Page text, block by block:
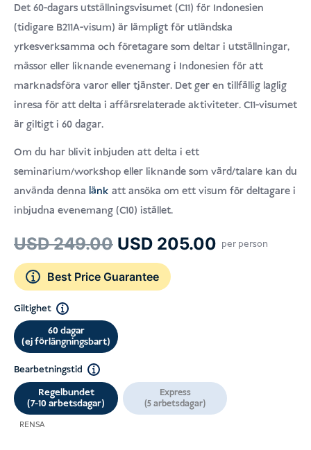
kundrecensioner
Det 60-dagars utställningsvisumet (C11) för Indonesien
(tidigare B211A-visum) är lämpligt för utländska
yrkesverksamma och företagare som deltar i utställningar,
mässor eller liknande evenemang i Indonesien för att
marknadsföra varor eller tjänster. Det ger en tillfällig laglig
inresa för att delta i affärsrelaterade aktiviteter. C11-visumet
är giltigt i 60 dagar.
Om du har blivit inbjuden att delta i ett
seminarium/workshop eller liknande som värd/talare kan du
använda denna länk att ansöka om ett visum för deltagare i
inbjudna evenemang (C10) istället.
USD249.00 Det
ursprungliga
priset
USD 205.00 Det
per person
Best Price Guarantee
Giltighet
60 dagar
(ej förlängningsbart)
Bearbetningstid
Regelbundet
(7-10 arbetsdagar)
Express
(5 arbetsdagar)
RENSA